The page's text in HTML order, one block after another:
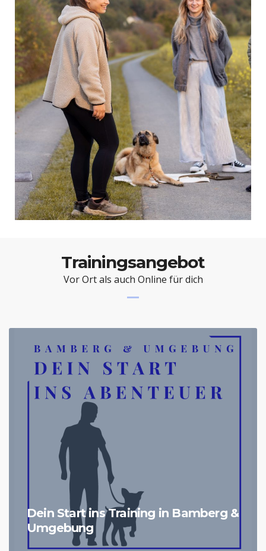
Trainingsangebot
Vor Ort als auch Online für dich
Dein Start ins Training in Bamberg &
Umgebung